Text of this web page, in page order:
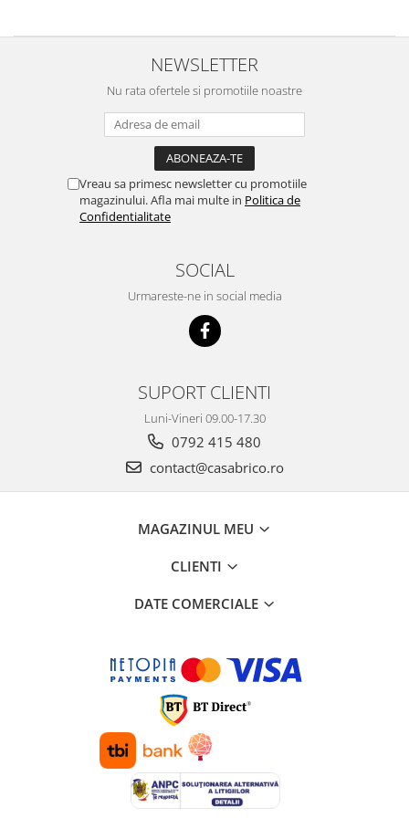
Accesorii utilaje agricole
Pachete motocultoare
Vehicule utilitare
Curte si gradina
Aparate de spalat cu presiune
Tocatoare resturi vegetale
Set mobilier gradina
Canapele de gradina
NEWSLETTER
Nu rata ofertele si promotiile noastre
Vreau sa primesc newsletter cu promotiile
magazinului. Afla mai multe in Politica de
Confidentialitate
SOCIAL
Urmareste-ne in social media
SUPORT CLIENTI
Luni-Vineri 09.00-17.30
0792 415 480
contact@casabrico.ro
MAGAZINUL MEU
CLIENTI
DATE COMERCIALE